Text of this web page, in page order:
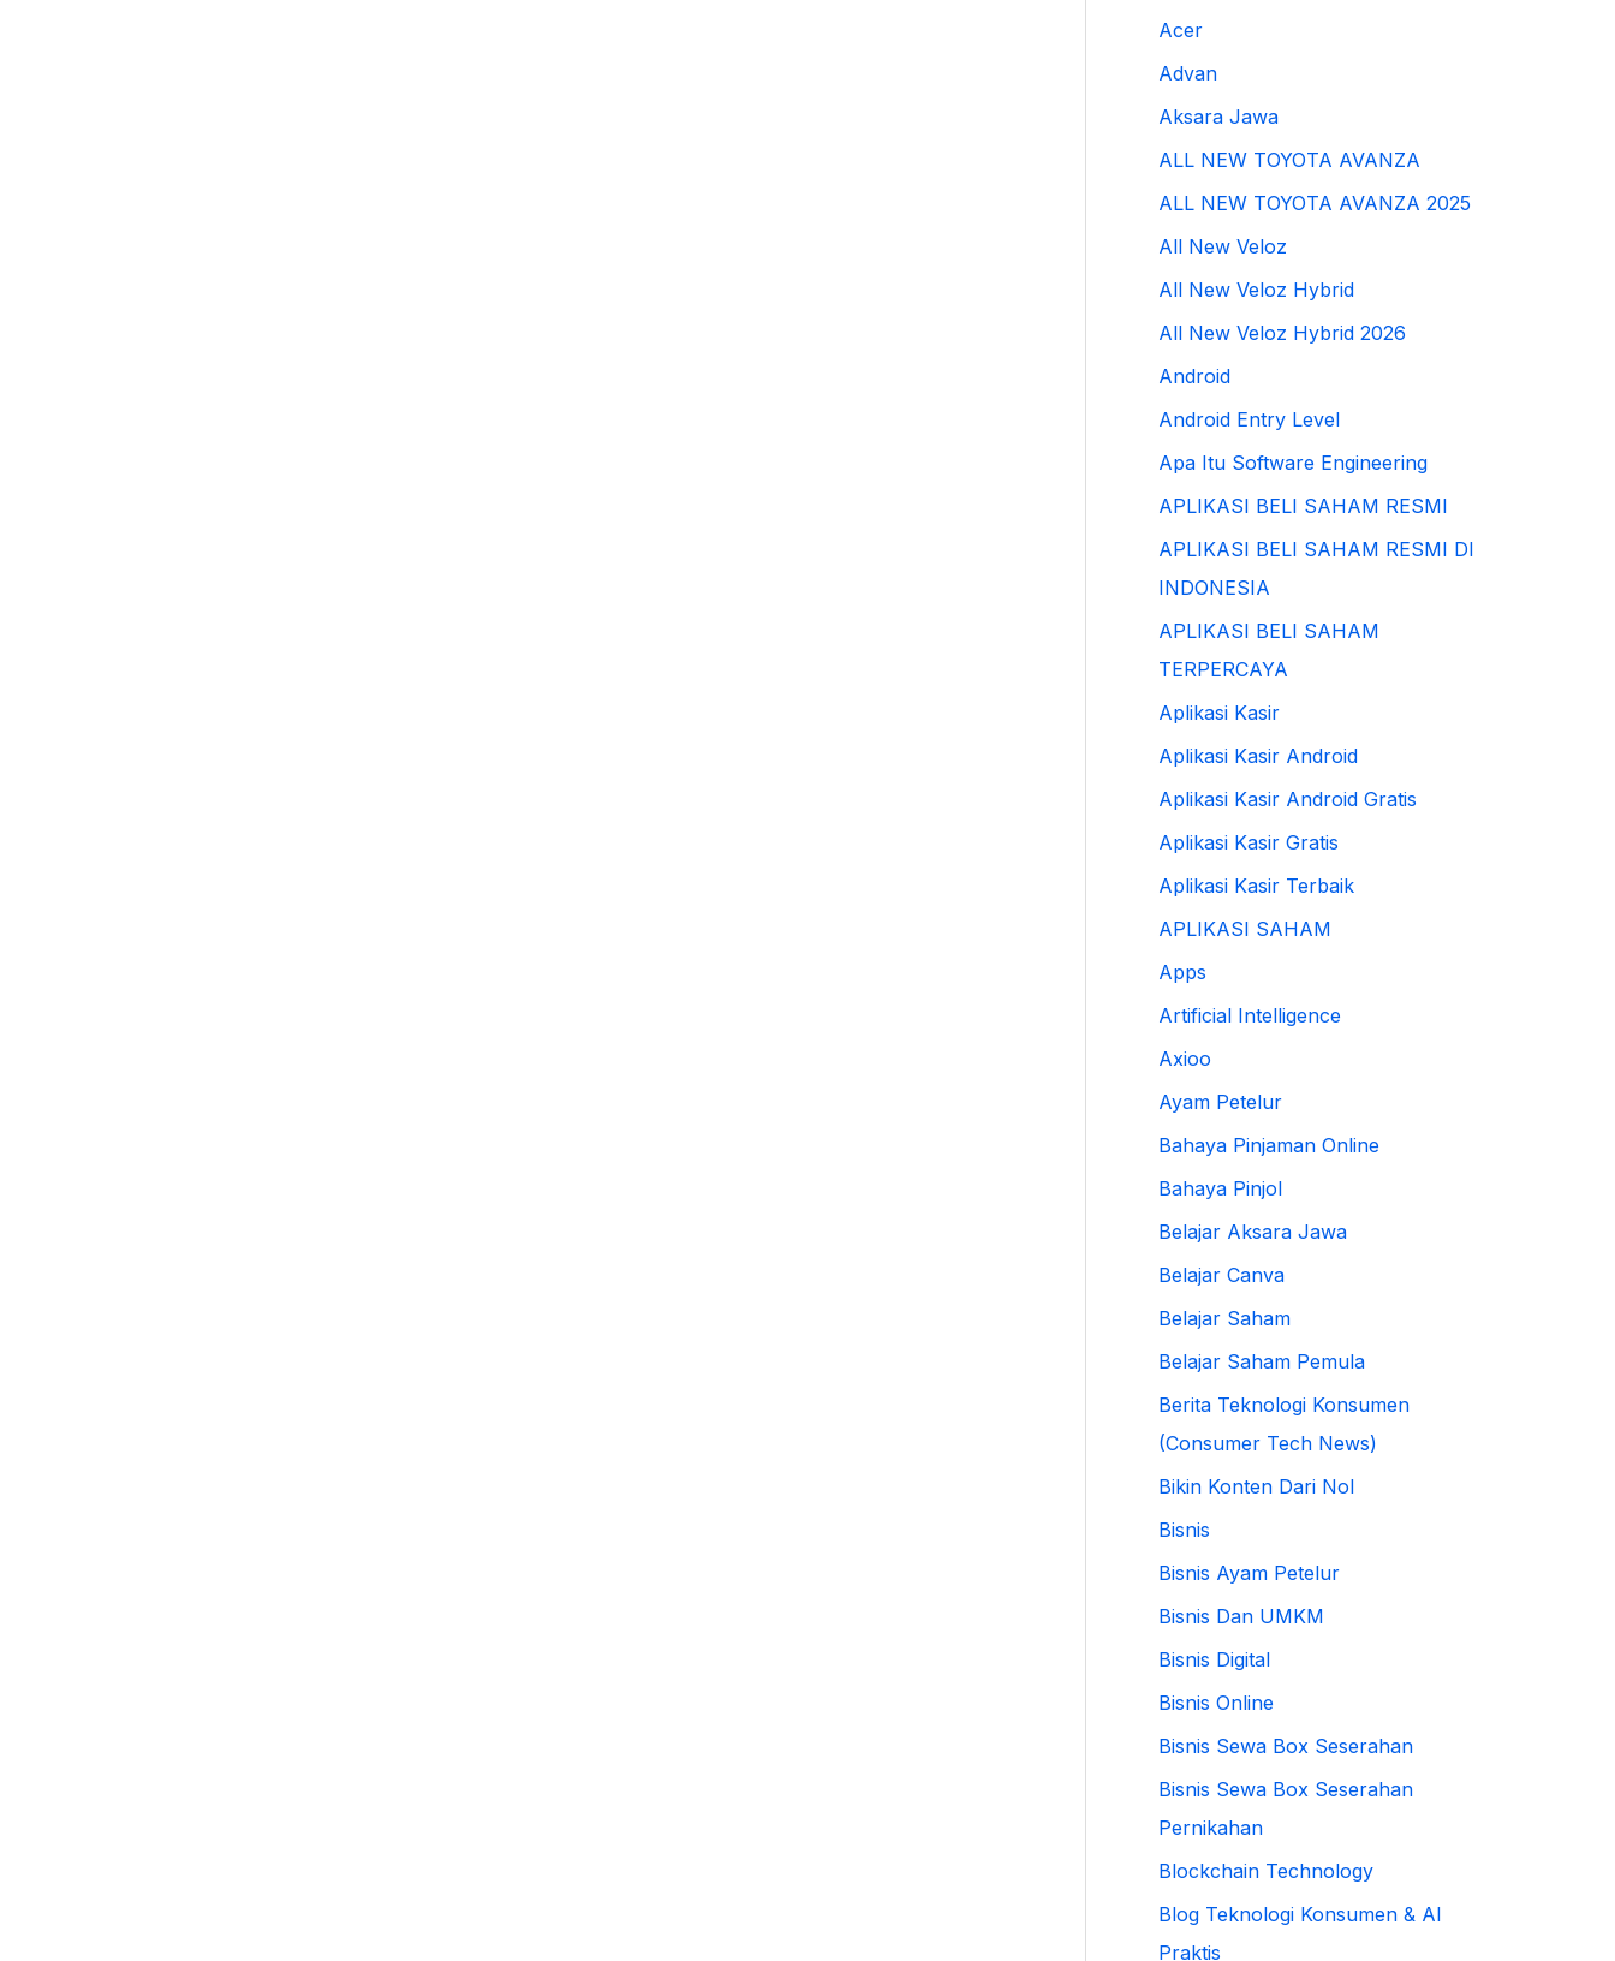
Acer
Advan
Aksara Jawa
ALL NEW TOYOTA AVANZA
ALL NEW TOYOTA AVANZA 2025
All New Veloz
All New Veloz Hybrid
All New Veloz Hybrid 2026
Android
Android Entry Level
Apa Itu Software Engineering
APLIKASI BELI SAHAM RESMI
APLIKASI BELI SAHAM RESMI DI
INDONESIA
APLIKASI BELI SAHAM
TERPERCAYA
Aplikasi Kasir
Aplikasi Kasir Android
Aplikasi Kasir Android Gratis
Aplikasi Kasir Gratis
Aplikasi Kasir Terbaik
APLIKASI SAHAM
Apps
Artificial Intelligence
Axioo
Ayam Petelur
Bahaya Pinjaman Online
Bahaya Pinjol
Belajar Aksara Jawa
Belajar Canva
Belajar Saham
Belajar Saham Pemula
Berita Teknologi Konsumen
(Consumer Tech News)
Bikin Konten Dari Nol
Bisnis
Bisnis Ayam Petelur
Bisnis Dan UMKM
Bisnis Digital
Bisnis Online
Bisnis Sewa Box Seserahan
Bisnis Sewa Box Seserahan
Pernikahan
Blockchain Technology
Blog Teknologi Konsumen & AI
Praktis